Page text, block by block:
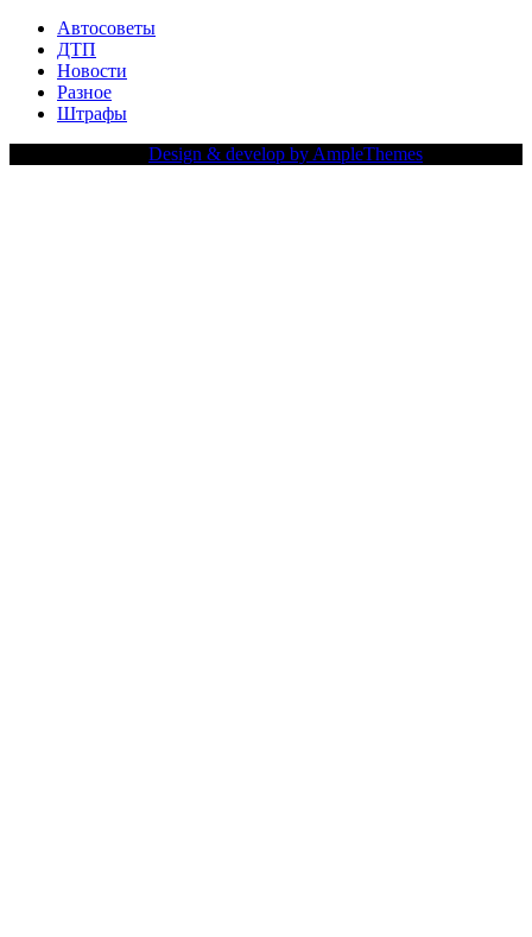
Автосоветы
ДТП
Новости
Разное
Штрафы
Design & develop by AmpleThemes